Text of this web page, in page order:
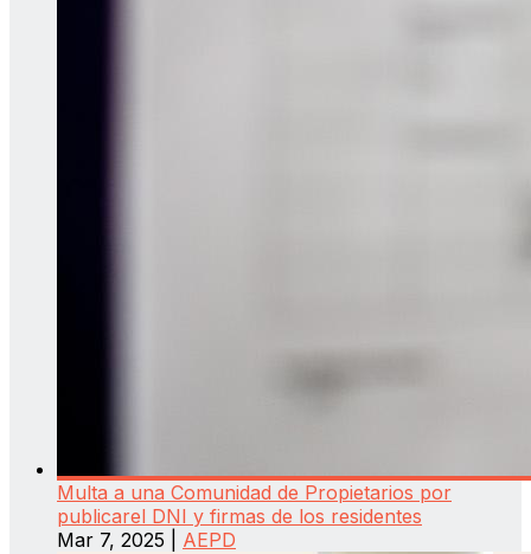
Multa a una Comunidad de Propietarios por
publicarel DNI y firmas de los residentes
Mar 7, 2025
AEPD